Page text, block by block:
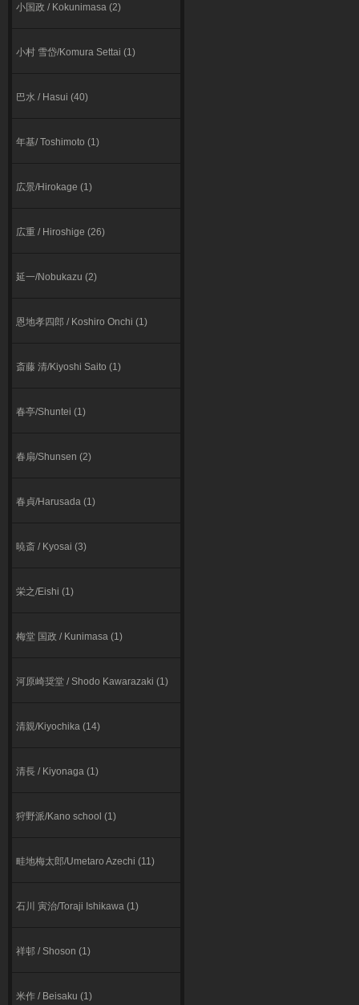
小国政 / Kokunimasa (2)
小村 雪岱/Komura Settai (1)
巴水 / Hasui (40)
年基/ Toshimoto (1)
広景/Hirokage (1)
広重 / Hiroshige (26)
延一/Nobukazu (2)
恩地孝四郎 / Koshiro Onchi (1)
斎藤 清/Kiyoshi Saito (1)
春亭/Shuntei (1)
春扇/Shunsen (2)
春貞/Harusada (1)
暁斎 / Kyosai (3)
栄之/Eishi (1)
梅堂 国政 / Kunimasa (1)
河原崎奨堂 / Shodo Kawarazaki (1)
清親/Kiyochika (14)
清長 / Kiyonaga (1)
狩野派/Kano school (1)
畦地梅太郎/Umetaro Azechi (11)
石川 寅治/Toraji Ishikawa (1)
祥邨 / Shoson (1)
米作 / Beisaku (1)